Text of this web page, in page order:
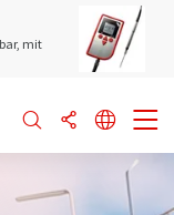
mit